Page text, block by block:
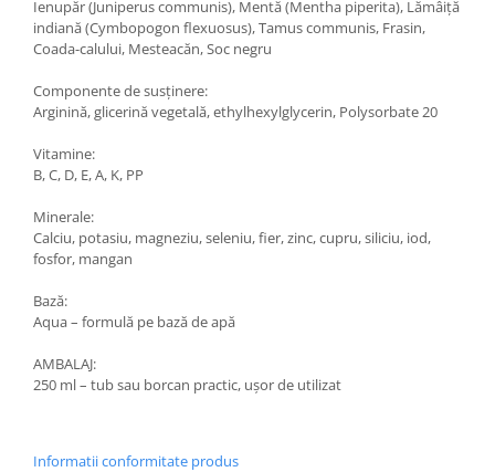
Ienupăr (Juniperus communis), Mentă (Mentha piperita), Lămâiță
indiană (Cymbopogon flexuosus), Tamus communis, Frasin,
Coada-calului, Mesteacăn, Soc negru
Componente de susținere:
Arginină, glicerină vegetală, ethylhexylglycerin, Polysorbate 20
Vitamine:
B, C, D, E, A, K, PP
Minerale:
Calciu, potasiu, magneziu, seleniu, fier, zinc, cupru, siliciu, iod,
fosfor, mangan
Bază:
Aqua – formulă pe bază de apă
AMBALAJ:
250 ml – tub sau borcan practic, ușor de utilizat
Informatii conformitate produs